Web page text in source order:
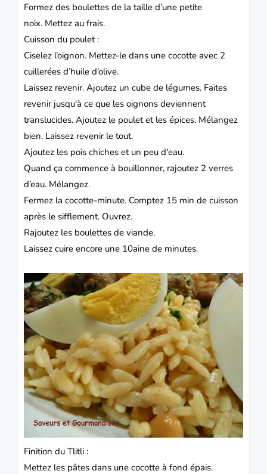
Formez des boulettes de la taille d’une petite
noix. Mettez au frais.
Cuisson du poulet :
Ciselez l’oignon. Mettez-le dans une cocotte avec 2
cuillerées d’huile d’olive.
Laissez revenir. Ajoutez un cube de légumes. Faites
revenir jusqu'à ce que les oignons deviennent
translucides. Ajoutez le poulet et les épices. Mélangez
bien. Laissez revenir le tout.
Ajoutez les pois chiches et un peu d'eau.
Quand ça commence à bouillonner, rajoutez 2 verres
d’eau. Mélangez.
Fermez la cocotte-minute. Comptez 15 min de cuisson
après le sifflement. Ouvrez.
Rajoutez les boulettes de viande.
Laissez cuire encore une 10aine de minutes.
Finition du Tlitli :
Mettez les pâtes dans une cocotte à fond épais.